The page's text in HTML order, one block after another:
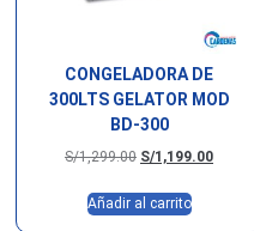
CONGELADORA DE
300LTS GELATOR MOD
BD-300
S/1,299.00 S/1,199.00
Añadir al carrito